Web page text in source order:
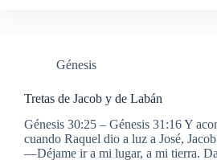
Génesis
Tretas de Jacob y de Labán
Génesis 30:25 – Génesis 31:16 Y
cuando Raquel dio a luz a José,
—Déjame ir a mi lugar, a mi tierra.